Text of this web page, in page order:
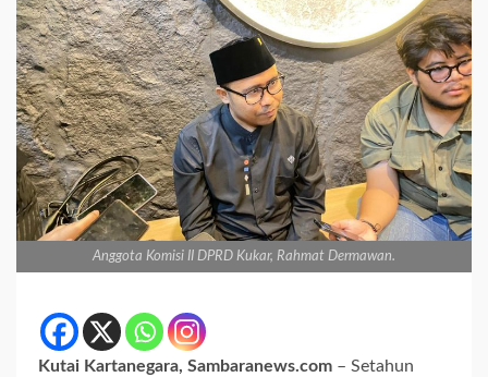
Anggota Komisi II DPRD Kukar, Rahmat Dermawan.
Kutai Kartanegara, Sambaranews.com – Setahun